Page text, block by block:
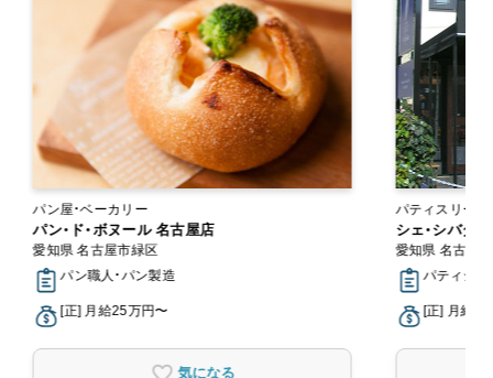
パン屋・ベーカリー
パン・ド・ボヌール 名古屋店
愛知県 名古屋市緑区
パン職人・パン製造
[正] 月給25万円〜
気になる
パティスリー・
シェ・シバタ
愛知県 名古屋
パティシエ
[正] 月給